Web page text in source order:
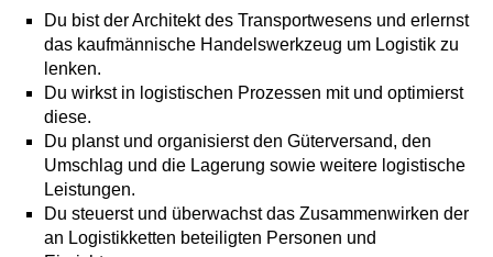
Du bist der Architekt des Transportwesens und erlernst
das kaufmännische Handelswerkzeug um Logistik zu
lenken.
Du wirkst in logistischen Prozessen mit und optimierst
diese.
Du planst und organisierst den Güterversand, den
Umschlag und die Lagerung sowie weitere logistische
Leistungen.
Du steuerst und überwachst das Zusammenwirken der
an Logistikketten beteiligten Personen und